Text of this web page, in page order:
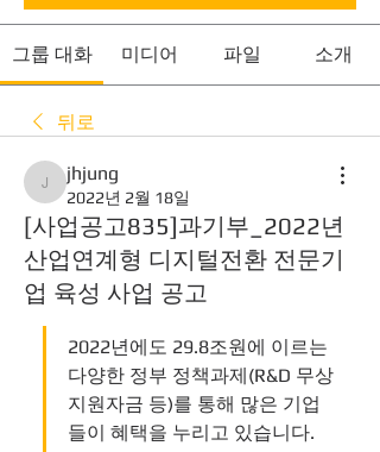
그룹 대화 미디어 파일 소개
뒤로
jhjung
jhjung
2022년 2월 18일
[사업공고835]과기부_2022년
산업연계형 디지털전환 전문기
업 육성 사업 공고
2022년에도 29.8조원에 이르는
다양한 정부 정책과제(R&D 무상
지원자금 등)를 통해 많은 기업
들이 혜택을 누리고 있습니다.